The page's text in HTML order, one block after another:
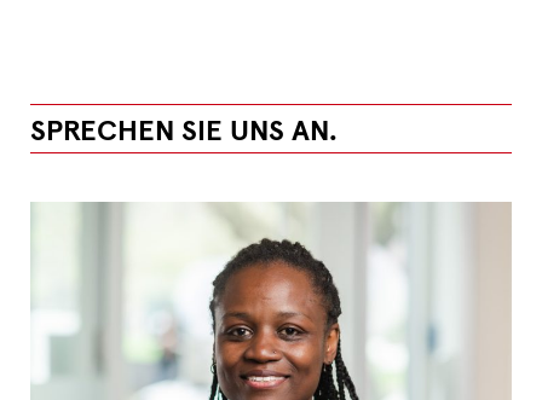
SPRECHEN SIE UNS AN.